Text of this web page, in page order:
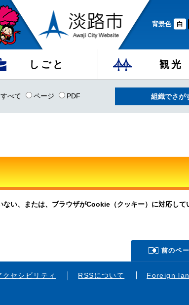
背景色 白
しごと 観光
すべて ページ PDF 組織でさが
い、または、ブラウザがCookie（クッキー）に対応して
前のペ
クセシビリティ RSSについて Foreign